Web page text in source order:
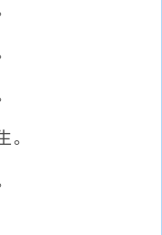
。